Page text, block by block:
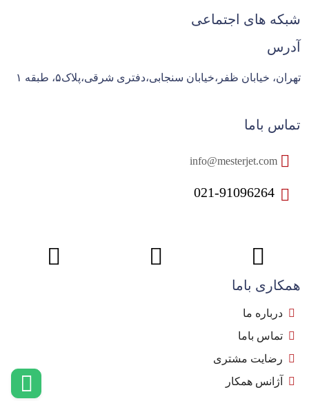
شبکه های اجتماعی
آدرس
تهران، خیابان ظفر،خیابان سنجابی،دفتری شرقی،پلاک۵، طبقه ۱
تماس باما
021-91096264
همکاری باما
درباره ما
تماس باما
رضایت مشتری
آژانس همکار